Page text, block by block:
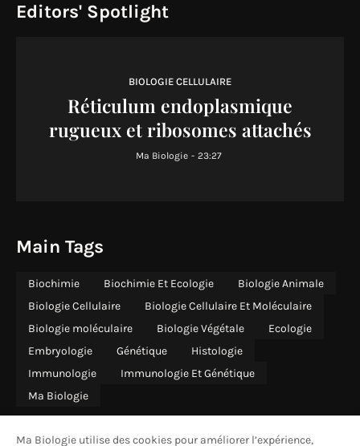
Editors' Spotlight
BIOLOGIE CELLULAIRE
Réticulum endoplasmique
rugueux et ribosomes attachés
Ma Biologie - 23:27
Main Tags
Biochimie Biochimie Et Ecologie
Biologie Animale
Biologie Cellulaire
Biologie Cellulaire Et Moléculaire
Biologie moléculaire
Biologie Végétale
Ecologie
Embryologie
Génétique
Histologie
Immunologie
Immunologie Et Génétique
Ma Biologie
Ma Biologie utilise des cookies pour améliorer l’expérience,